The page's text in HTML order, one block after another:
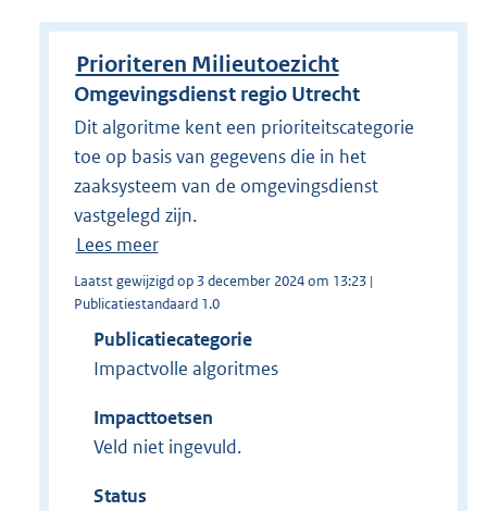
Prioriteren Milieutoezicht
Omgevingsdienst regio Utrecht
Dit algoritme kent een prioriteitscategorie
toe op basis van gegevens die in het
zaaksysteem van de omgevingsdienst
vastgelegd zijn.
Lees meer
Laatst gewijzigd op 3 december 2024 om 13:23 |
Publicatiestandaard 1.0
Publicatiecategorie
Impactvolle algoritmes
Impacttoetsen
Veld niet ingevuld.
Status